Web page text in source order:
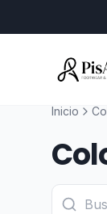
Inicio